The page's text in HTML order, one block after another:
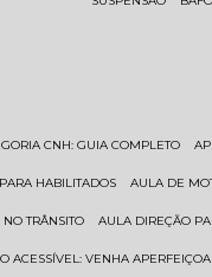
CNH: GUIA COMPLETO
HABILITADOS AULA DE
TRÂNSITO AULA DIREÇÃO
ACESSÍVEL: VENHA